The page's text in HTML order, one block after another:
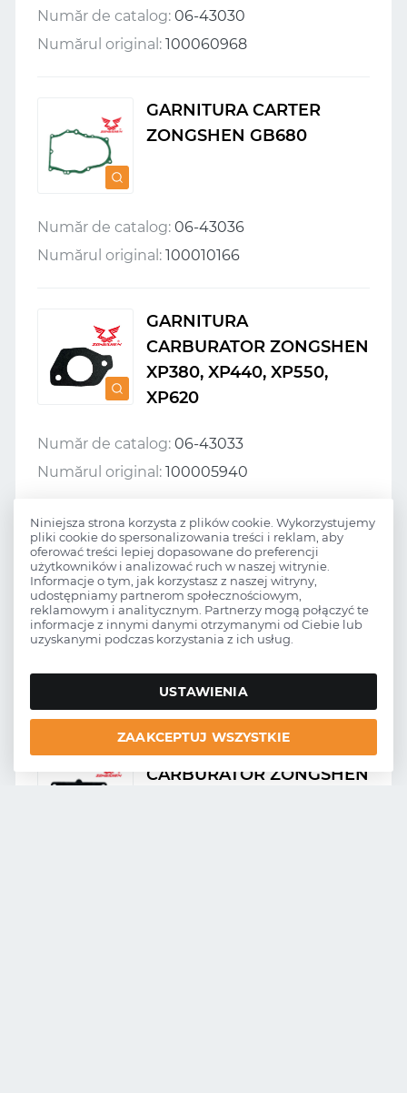
Număr de catalog: 06-43030
Numărul original: 100060968
GARNITURA CARTER
ZONGSHEN GB680
Număr de catalog: 06-43036
Numărul original: 100010166
GARNITURA
CARBURATOR ZONGSHEN
XP380, XP440, XP550,
XP620
Număr de catalog: 06-43033
Numărul original: 100005940
GARNITURA
CARBURATOR ZONGSHEN
GB680, XP680
Numărul original:100005640
CARBURATOR ZONGSHEN
Niniejsza strona korzysta z plików cookie. Wykorzystujemy
pliki cookie do spersonalizowania treści i reklam, aby
oferować treści lepiej dopasowane do preferencji
użytkowników i analizować ruch w naszej witrynie.
Informacje o tym, jak korzystasz z naszej witryny,
udostępniamy partnerom społecznościowym,
reklamowym i analitycznym. Partnerzy mogą połączyć te
informacje z innymi danymi otrzymanymi od Ciebie lub
uzyskanymi podczas korzystania z ich usług.
ZAAKCEPTUJ WSZYSTKIE
USTAWIENIA